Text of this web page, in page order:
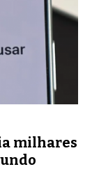
milhares